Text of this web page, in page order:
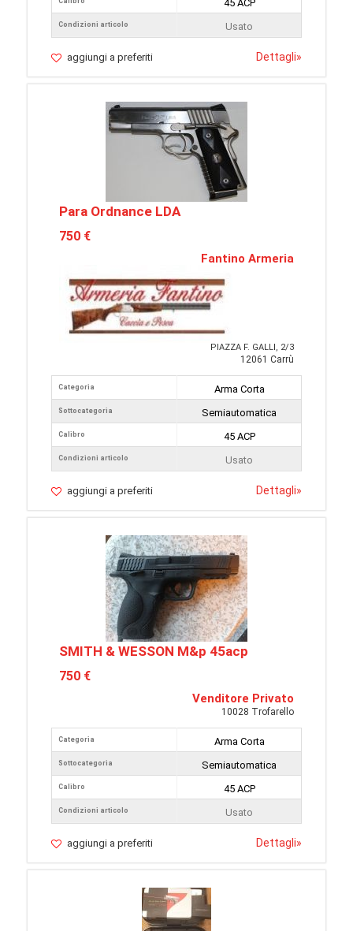
Condizioni articolo
45 ACP
Usato
aggiungi a preferiti Dettagli»
Para Ordnance LDA
750 €
Fantino Armeria
PIAZZA F. GALLI, 2/3
12061 Carrù
Categoria
Sottocategoria
Calibro
Condizioni articolo
Arma Corta
Semiautomatica
45 ACP
Usato
aggiungi a preferiti Dettagli»
SMITH & WESSON M&p 45acp
750 €
Venditore Privato
10028 Trofarello
Categoria
Sottocategoria
Calibro
Condizioni articolo
Arma Corta
Semiautomatica
45 ACP
Usato
aggiungi a preferiti Dettagli»